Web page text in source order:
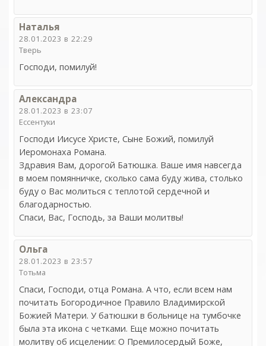
Наталья
28.01.2023 в 22:29
Тверь
Господи, помилуй!
Александра
28.01.2023 в 23:07
Ессентуки
Господи Иисусе Христе, Сыне Божий, помилуй
Иеромонаха Романа.
Здравия Вам, дорогой Батюшка. Ваше имя навсегда
в моем помянничке, сколько сама буду жива, столько
буду о Вас молиться с теплотой сердечной и
благодарностью.
Спаси, Вас, Господь, за Ваши молитвы!
Ольга
28.01.2023 в 23:57
Тотьма
Спаси, Господи, отца Романа. А что, если всем нам
почитать Богородичное Правило Владимирской
Божией Матери. У батюшки в больнице на тумбочке
была эта икона с четками. Еще можно почитать
молитву об исцелении: О Премилосердый Боже,